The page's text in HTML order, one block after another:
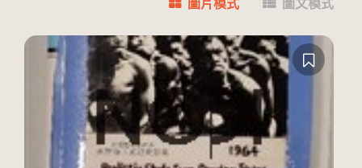
圖片模式 圖文模式